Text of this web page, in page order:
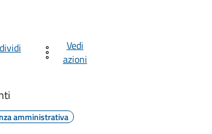
Vedi
azioni
amministrativa